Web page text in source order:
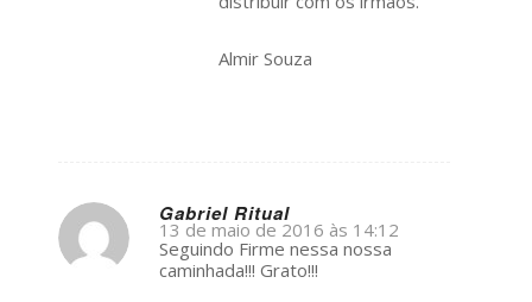
Almir Souza
Gabriel Ritual
s
ays:
13 de maio de 2016 às 14:12
Seguindo Firme nessa nossa
caminhada!!! Grato!!!